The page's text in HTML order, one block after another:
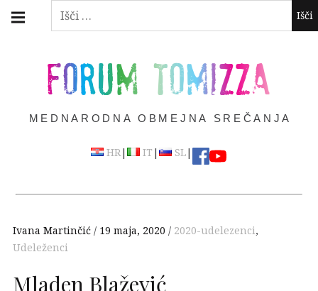
Išči:
Skip
FORUM TOMIZZA
MEDNARODNA OBMEJNA SREČANJA
HR| IT | SL|
navigation
Ivana Martinčić 19 maja, 2020 2020-udelezenci,
Udeleženci
Mladen Blažević